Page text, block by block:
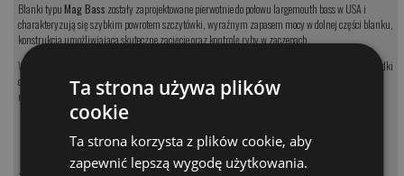
Blanki typuMag Bass zostały zaprojektowane pierwotnie do połowu largemouth bass w USA i
charakteryzują się szybkim powrotem szczytówki, wyraźnym zapasem mocy w dolnej części blanku,
konstrukcją umożliwiającą skuteczne zacięcie oraz kontrolę ryby w zaczepach.
W praktyce oznaczenie Mag Bass w serii NRX+ wskazuje na klasyczną amerykańską koncepcję wędki
castingowej – dynamiczną, szybką i mocną w dolniku. Tego typu wędki perfekcyjnie wpisują się w
narzędzia do metody Live. Wielu wędkakarzy wybiera te wędki do jerbaitów oraz woblerów twich.
Ta strona używa plików
cookie
Ta strona korzysta z plików cookie, aby
zapewnić lepszą wygodę użytkowania.